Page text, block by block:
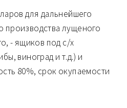
для дальнейшего
производства лущеного
- ящиков под с/х
виноград и т.д.) и
80%, срок окупаемости